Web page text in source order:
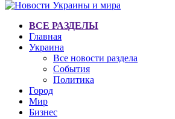
ВСЕ РАЗДЕЛЫ
Главная
Украина
Все новости раздела
События
Политика
Город
Мир
Бизнес